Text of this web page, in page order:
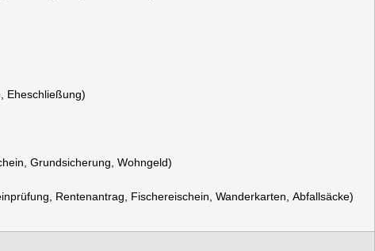
Eheschließung)
Grundsicherung, Wohngeld)
Rentenantrag, Fischereischein, Wanderkarten, Abfallsäcke)